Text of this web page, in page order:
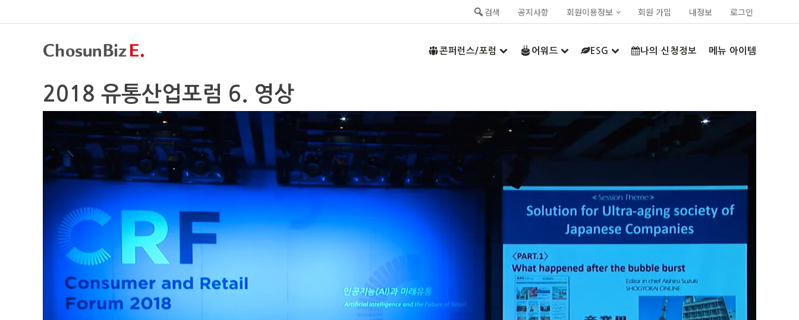
검색 공지사항 회원이용정보 회원 가입 내정보 로그인
콘퍼런스/포럼 어워드 ESG 나의 신청정보 메뉴 아이템
2018 유통산업포럼 6. 영상